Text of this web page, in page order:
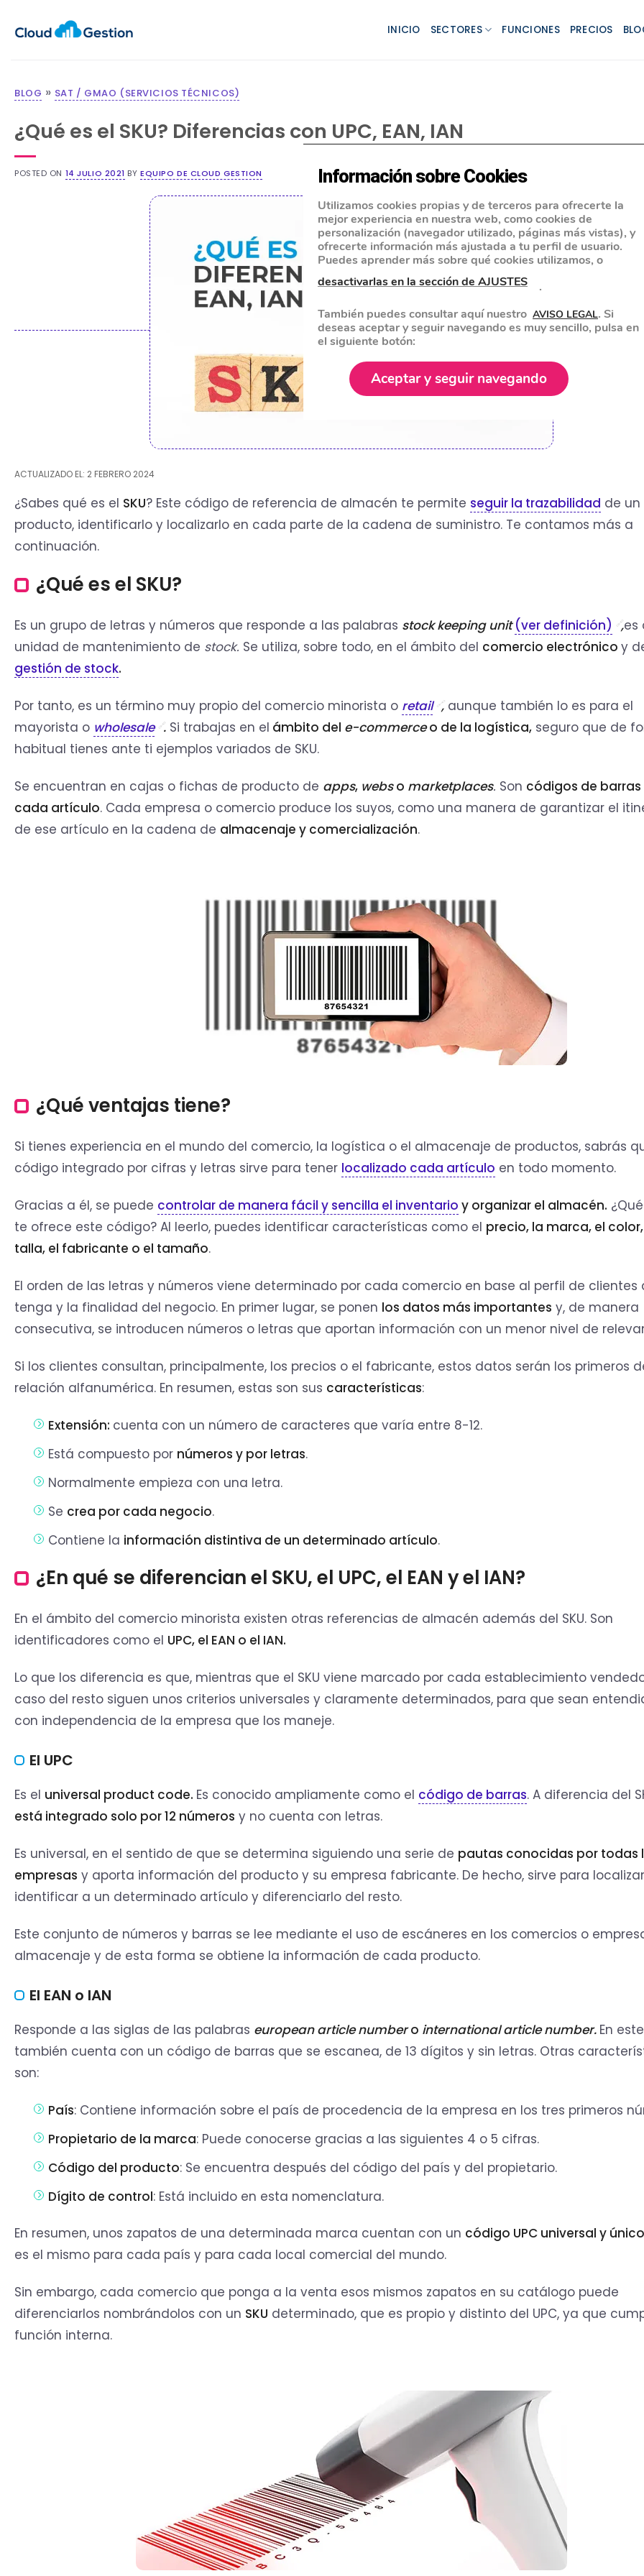
INICIO SECTORES FUNCIONES PRECIOS
BLOG » SAT / GMAO (SERVICIOS TÉCNICOS)
¿Qué es el SKU? Diferencias con UPC, EAN, IAN
POSTED ON 14 JULIO 2021 BYEQUIPO DE CLOUD GESTION
ACTUALIZADO EL: 2 FEBRERO 2024
¿Sabes qué es el SKU? Este código de referencia de almacén te permite seguir la trazabilidad de un
producto, identificarlo y localizarlo en cada parte de la cadena de suministro. Te contamos más a
continuación.
¿Qué es el SKU?
Es un grupo de letras y números que responde a las palabras stock keeping unit(ver definición) ,es
unidad de mantenimiento de stock. Se utiliza, sobre todo, en el ámbito del comercio electrónico y
gestión de stock.
Por tanto, es un término muy propio del comercio minorista o retail , aunque también lo es para el
mayorista o wholesale . Si trabajas en el ámbito del e-commerceo de la logística, seguro que de
habitual tienes ante ti ejemplos variados de SKU.
Se encuentran en cajas o fichas de producto de apps, webso marketplaces. Son códigos de barras
cada artículo. Cada empresa o comercio produce los suyos, como una manera de garantizar el
de ese artículo en la cadena de almacenaje y comercialización.
¿Qué ventajas tiene?
Si tienes experiencia en el mundo del comercio, la logística o el almacenaje de productos, sabrás
código integrado por cifras y letras sirve para tener localizado cada artículo en todo momento.
Gracias a él, se puede controlar de manera fácil y sencilla el inventario y organizar el almacén.
te ofrece este código? Al leerlo, puedes identificar características como el precio, la marca, el
talla, el fabricante o el tamaño.
El orden de las letras y números viene determinado por cada comercio en base al perfil de clientes
tenga y la finalidad del negocio. En primer lugar, se ponen los datos más importantes y, de manera
consecutiva, se introducen números o letras que aportan información con un menor nivel de
Si los clientes consultan, principalmente, los precios o el fabricante, estos datos serán los primeros
relación alfanumérica. En resumen, estas son sus características:
Extensión: cuenta con un número de caracteres que varía entre 8-12.
Está compuesto por números y por letras.
Normalmente empieza con una letra.
Se crea por cada negocio.
Contiene la información distintiva de un determinado artículo.
¿En qué se diferencian el SKU, el UPC, el EAN y el IAN?
En el ámbito del comercio minorista existen otras referencias de almacén además del SKU. Son
identificadores como el UPC, el EAN o el IAN.
Lo que los diferencia es que, mientras que el SKU viene marcado por cada establecimiento
caso del resto siguen unos criterios universales y claramente determinados, para que sean
con independencia de la empresa que los maneje.
El UPC
Es el universal product code. Es conocido ampliamente como el código de barras. A diferencia del
está integrado solo por 12 números y no cuenta con letras.
Es universal, en el sentido de que se determina siguiendo una serie de pautas conocidas por todas
empresas y aporta información del producto y su empresa fabricante. De hecho, sirve para
identificar a un determinado artículo y diferenciarlo del resto.
Este conjunto de números y barras se lee mediante el uso de escáneres en los comercios o
almacenaje y de esta forma se obtiene la información de cada producto.
El EAN o IAN
Responde a las siglas de las palabras european article numbero international article number. En
también cuenta con un código de barras que se escanea, de 13 dígitos y sin letras. Otras
son:
País: Contiene información sobre el país de procedencia de la empresa en los tres primeros
Propietario de la marca: Puede conocerse gracias a las siguientes 4 o 5 cifras.
Código del producto: Se encuentra después del código del país y del propietario.
Dígito de control: Está incluido en esta nomenclatura.
En resumen, unos zapatos de una determinada marca cuentan con un código UPC universal y
es el mismo para cada país y para cada local comercial del mundo.
Sin embargo, cada comercio que ponga a la venta esos mismos zapatos en su catálogo puede
diferenciarlos nombrándolos con un SKU determinado, que es propio y distinto del UPC, ya que
función interna.
Información sobre Cookies
Utilizamos cookies propias y de terceros para ofrecerte la
mejor experiencia en nuestra web, como cookies de
personalización (navegador utilizado, páginas más vistas), y
ofrecerte información más ajustada a tu perfil de usuario.
Puedes aprender más sobre qué cookies utilizamos, o
desactivarlas en la sección de AJUSTES
.
También puedes consultar aquí nuestro AVISO LEGAL. Si
deseas aceptar y seguir navegando es muy sencillo, pulsa en
el siguiente botón:
Aceptar y seguir navegando